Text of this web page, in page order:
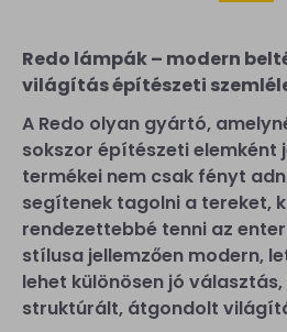
Redo lámpák – modern
világítás építészeti
A Redo olyan gyártó,
sokszor építészeti elemként
termékei nem csak fényt
segítenek tagolni a tereket,
rendezettebbé tenni az
stílusa jellemzően modern,
lehet különösen jó
struktúrált, átgondolt